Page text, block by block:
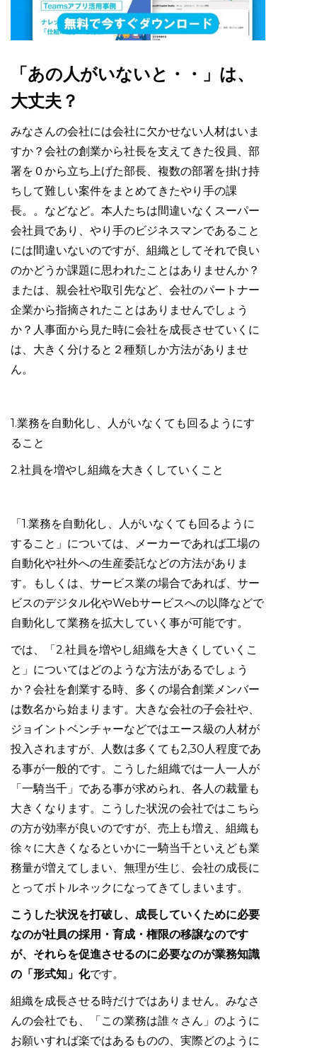
「あの人がいないと・・」は、
大丈夫？
みなさんの会社には会社に欠かせない人材はいま
すか？会社の創業から社長を支えてきた役員、部
署を０から立ち上げた部長、複数の部署を掛け持
ちして難しい案件をまとめてきたやり手の課
長。。などなど。本人たちは間違いなくスーパー
会社員であり、やり手のビジネスマンであること
には間違いないのですが、組織としてそれで良い
のかどうか課題に思われたことはありませんか？
または、親会社や取引先など、会社のパートナー
企業から指摘されたことはありませんでしょう
か？人事面から見た時に会社を成長させていくに
は、大きく分けると２種類しか方法がありませ
ん。
1.業務を自動化し、人がいなくても回るようにす
ること
2.社員を増やし組織を大きくしていくこと
「1.業務を自動化し、人がいなくても回るように
すること」については、メーカーであれば工場の
自動化や社外への生産委託などの方法がありま
す。もしくは、サービス業の場合であれば、サー
ビスのデジタル化やWebサービスへの以降などで
自動化して業務を拡大していく事が可能です。
では、「2.社員を増やし組織を大きくしていくこ
と」についてはどのような方法があるでしょう
か？会社を創業する時、多くの場合創業メンバー
は数名から始まります。大きな会社の子会社や、
ジョイントベンチャーなどではエース級の人材が
投入されますが、人数は多くても2,30人程度であ
る事が一般的です。こうした組織では一人一人が
「一騎当千」である事が求められ、各人の裁量も
大きくなります。こうした状況の会社ではこちら
の方が効率が良いのですが、売上も増え、組織も
徐々に大きくなるといかに一騎当千といえども業
務量が増えてしまい、無理が生じ、会社の成長に
とってボトルネックになってきてしまいます。
こうした状況を打破し、成長していくために必要
なのが社員の採用・育成・権限の移譲なのです
が、それらを促進させるのに必要なのが業務知識
の「形式知」化です。
組織を成長させる時だけではありません。みなさ
んの会社でも、「この業務は誰々さん」のように
お願いすれば楽ではあるものの、実際どのように